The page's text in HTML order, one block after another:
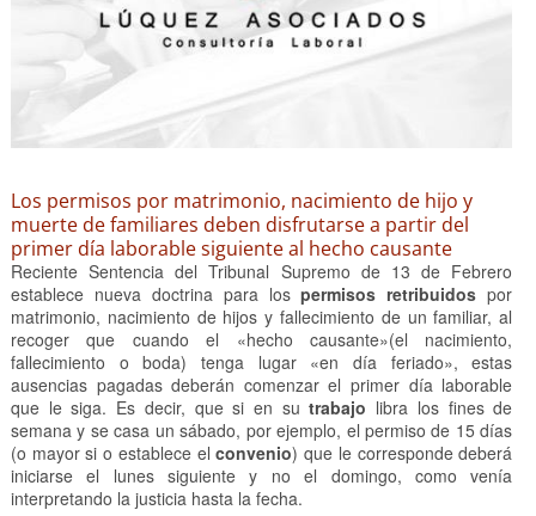
Los permisos por matrimonio, nacimiento de hijo y
muerte de familiares deben disfrutarse a partir del
primer día laborable siguiente al hecho causante
Reciente Sentencia del Tribunal Supremo de 13 de Febrero
establece nueva doctrina para lospermisos retribuidos por
matrimonio, nacimiento de hijos y fallecimiento de un familiar, al
recoger que cuando el «hecho causante»(el nacimiento,
fallecimiento o boda) tenga lugar «en día feriado», estas
ausencias pagadas deberán comenzar el primer día laborable
que le siga. Es decir, que si en sutrabajo libra los fines de
semana y se casa un sábado, por ejemplo, el permiso de 15 días
(o mayor si o establece elconvenio) que le corresponde deberá
iniciarse el lunes siguiente y no el domingo, como venía
interpretando la justicia hasta la fecha.